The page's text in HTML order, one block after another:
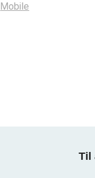
Mobile
Til